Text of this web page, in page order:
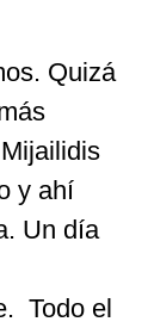
Quizá
y ahí
Un día
Todo el